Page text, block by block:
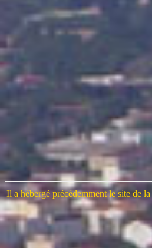
Il a hébergé précédemment le site de la